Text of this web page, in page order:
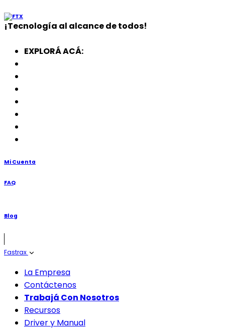
¡Tecnología al alcance de todos!
EXPLORÁ ACÁ:
Mi Cuenta
FAQ
Blog
Fastrax
La Empresa
Contáctenos
Trabajá Con Nosotros
Recursos
Driver y Manual